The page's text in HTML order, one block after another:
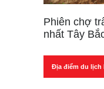
Phiên chợ
nhất Tây
Địa điểm du lịch